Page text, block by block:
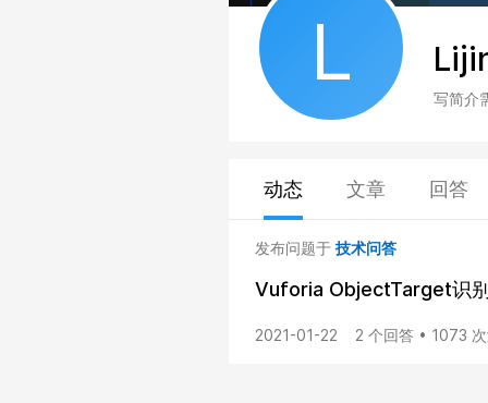
L
写简介
动态 文章 回答
发布问题于 技术问答
Vuforia ObjectTarget识
2021-01-22 2 个回答 • 1073